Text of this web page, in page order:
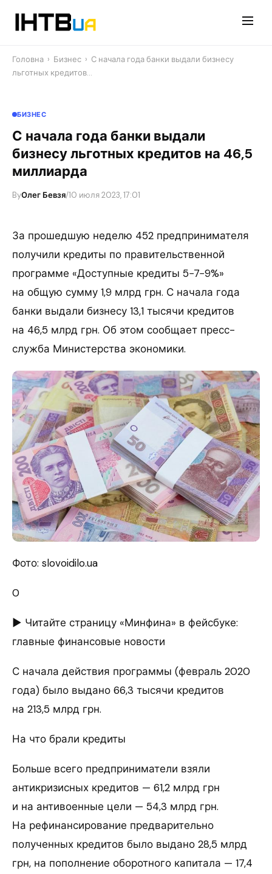
Головна › Бизнес › С начала года банки выдали бизнесу
льготных кредитов…
БИЗНЕС
С начала года банки выдали
бизнесу льготных кредитов на 46,5
миллиарда
ByОлег Бевзя/10 июля 2023, 17:01
За прошедшую неделю 452 предпринимателя
получили кредиты по правительственной
программе «Доступные кредиты 5−7−9%»
на общую сумму 1,9 млрд грн. С начала года
банки выдали бизнесу 13,1 тысячи кредитов
на 46,5 млрд грн. Об этом сообщает пресс-
служба Министерства экономики.
Фото: slovoidilo.ua
0
► Читайте страницу «Минфина» в фейсбуке:
главные финансовые новости
С начала действия программы (февраль 2020
года) было выдано 66,3 тысячи кредитов
на 213,5 млрд грн.
На что брали кредиты
Больше всего предприниматели взяли
антикризисных кредитов — 61,2 млрд грн
и на антивоенные цели — 54,3 млрд грн.
На рефинансирование предварительно
полученных кредитов было выдано 28,5 млрд
грн, на пополнение оборотного капитала — 17,4